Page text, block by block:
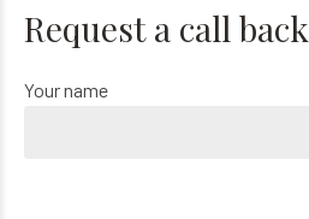
Request a call back
Your name